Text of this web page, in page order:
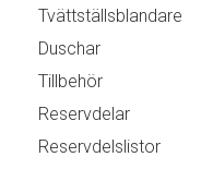
Tvättställsblandare
Duschar
Tillbehör
Reservdelar
Reservdelslistor